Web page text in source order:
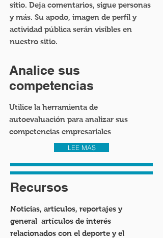
sitio. Deja comentarios, sigue personas
y más. Su apodo, imagen de perfil y
actividad pública serán visibles en
nuestro sitio.
Analice sus
competencias
Utilice la herramienta de
autoevaluación para analizar sus
competencias empresariales
LEE MAS
Recursos
Noticias, articulos, reportajes y
general artículos de interés
relacionados con el deporte y el